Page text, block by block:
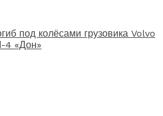
под колёсами грузовика Volvo
4 «Дон»